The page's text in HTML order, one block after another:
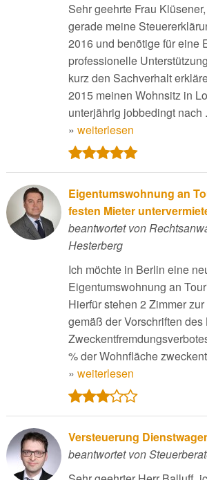
Sehr geehrte Frau
gerade meine
2016 und benötige für eine
professionelle
kurz den Sachverhalt
2015 meinen Wohnsitz in
unterjährig jobbedingt nach
» weiterlesen
Eigentumswohnung an
festen Mieter
beantwortet von
Hesterberg
Ich möchte in Berlin eine
Eigentumswohnung an
Hierfür stehen 2 Zimmer
gemäß der Vorschriften des
% der Wohnfläche
» weiterlesen
Versteuerung
beantwortet von